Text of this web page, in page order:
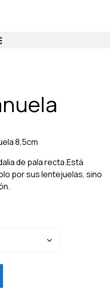
8,5cm
de pala recta.Está
por sus lentejuelas, sino